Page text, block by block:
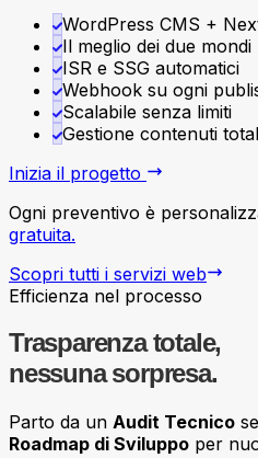
WordPress CMS +
Il meglio dei due mondi
ISR e SSG automatici
Webhook su ogni
Scalabile senza limiti
Gestione contenuti
Inizia il progetto
Ogni preventivo è
gratuita.
Scopri tutti i servizi web
Efficienza nel processo
Trasparenza totale,
nessuna sorpresa.
Parto da un Audit Tecnico
Roadmap di Sviluppo per